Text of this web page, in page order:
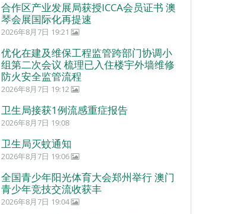
合作区产业发展局获授ICCA会员证书 澳
琴会展国际化再提速
2026年8月7日 19:21
优化在建及维保工程监管跨部门协调小
组第二次会议 梳理已入住楼宇外墙维修
防火安全监管流程
2026年8月7日 19:12
卫生局接获1例流感重症报告
2026年8月7日 19:08
卫生局灭蚊通知
2026年8月7日 19:06
全国青少年阳光体育大会郑州举行 澳门
青少年竞技交流收获丰
2026年8月7日 19:04